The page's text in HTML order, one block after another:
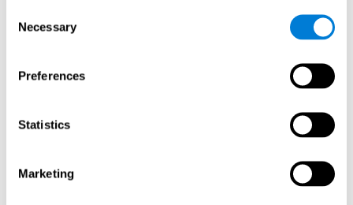
Selection
Necessary
Preferences
Statistics
Marketing
habilidad cognitiva es muy importante para cualquier ámbito
de nuestra vida diaria, puesto que nos permite ser más
demandas del ambiente. Como por ejemplo, cuando
estamos conduciendo y hablando a la vez, o atendiendo a lo
Atención focalizada:
En este juego hay que detectar los
practicar este ejercicio, estamos estimulando nuestra
atención focaliza. Mejorar esta habilidad cognitiva puede